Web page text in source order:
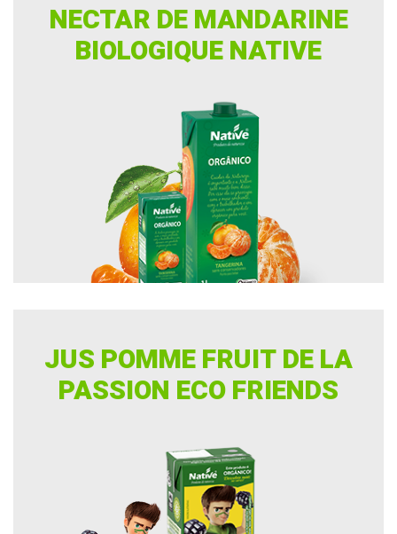
NECTAR DE MANDARINE
BIOLOGIQUE NATIVE
JUS POMME FRUIT DE LA
PASSION ECO FRIENDS